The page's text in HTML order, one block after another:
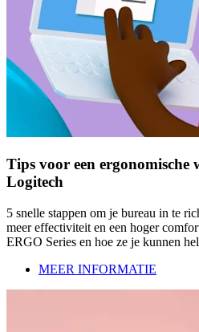
Tips voor een
Logitech
5 snelle stappen om je bureau in te
meer effectiviteit en een hoger
ERGO Series en hoe ze je kunnen
MEER INFORMATIE